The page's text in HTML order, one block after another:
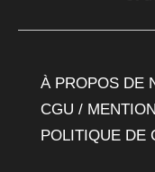
À PROPOS DE
CGU /
POLITIQUE DE